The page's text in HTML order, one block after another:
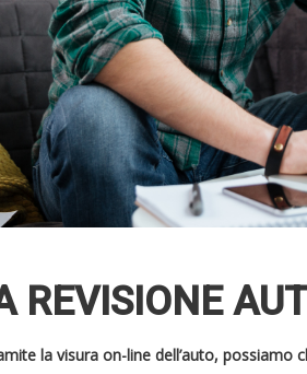
REVISIONE
la visura on-line dell’auto, possiamo